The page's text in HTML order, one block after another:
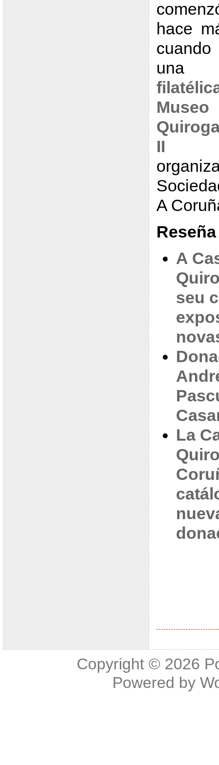
hace
II
A
A
seu
La
Copyright © 2026
Powered by